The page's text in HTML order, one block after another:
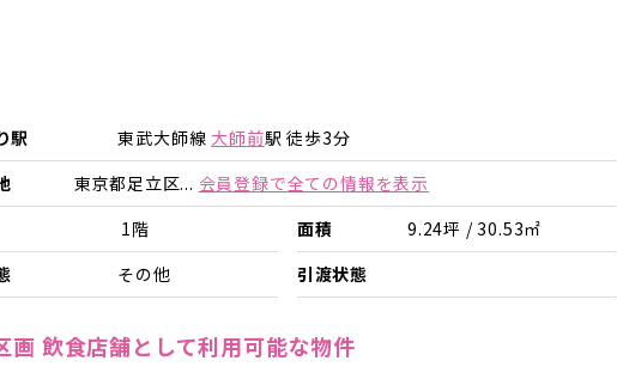
見る
駅 東武大師線 大師前駅 徒歩3分
東京都足立区... 会員登録で全ての情報を表示
1階 面積
9.24坪 / 30.53㎡
その他 引渡状態
飲食店舗として利用可能な物件